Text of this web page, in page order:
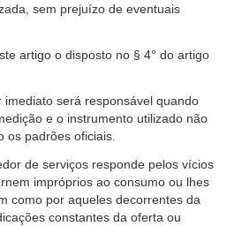
sem prejuízo de eventuais
artigo o disposto no § 4° do artigo
imediato será responsável quando
e o instrumento utilizado não
os padrões oficiais.
de serviços responde pelos vícios
impróprios ao consumo ou lhes
como por aqueles decorrentes da
constantes da oferta ou